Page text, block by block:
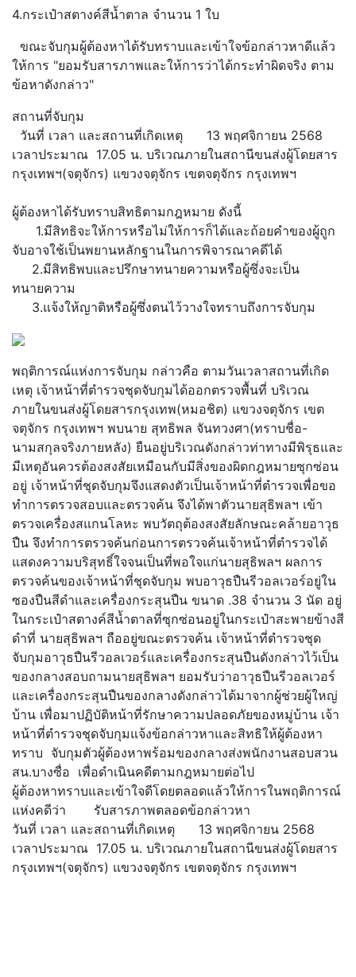
4.กระเป๋าสตางค์สีน้ำตาล จำนวน 1 ใบ
ขณะจับกุมผู้ต้องหาได้รับทราบและเข้าใจข้อกล่าวหาดีแล้ว
ให้การ "ยอมรับสารภาพและให้การว่าได้กระทำผิดจริง ตาม
ข้อหาดังกล่าว"
สถานที่จับกุม
วันที่ เวลา และสถานที่เกิดเหตุ 13 พฤศจิกายน 2568
เวลาประมาณ 17.05 น. บริเวณภายในสถานีขนส่งผู้โดยสาร
กรุงเทพฯ(จตุจักร) แขวงจตุจักร เขตจตุจักร กรุงเทพฯ
ผู้ต้องหาได้รับทราบสิทธิตามกฎหมาย ดังนี้
1.มีสิทธิจะให้การหรือไม่ให้การก็ได้และถ้อยคำของผู้ถูก
จับอาจใช้เป็นพยานหลักฐานในการพิจารณาคดีได้
2.มีสิทธิพบและปรึกษาทนายความหรือผู้ซึ่งจะเป็น
ทนายความ
3.แจ้งให้ญาติหรือผู้ซึ่งตนไว้วางใจทราบถึงการจับกุม
พฤติการณ์แห่งการจับกุม กล่าวคือ ตามวันเวลาสถานที่เกิด
เหตุ เจ้าหน้าที่ตำรวจชุดจับกุมได้ออกตรวจพื้นที่ บริเวณ
ภายในขนส่งผู้โดยสารกรุงเทพ(หมอชิต) แขวงจตุจักร เขต
จตุจักร กรุงเทพฯ พบนาย สุทธิพล จันทวงศา(ทราบชื่อ-
นามสกุลจริงภายหลัง) ยืนอยู่บริเวณดังกล่าวท่าทางมีพิรุธและ
มีเหตุอันควรต้องสงสัยเหมือนกับมีสิ่งของผิดกฎหมายซุกซ่อน
อยู่ เจ้าหน้าที่ชุดจับกุมจึงแสดงตัวเป็นเจ้าหน้าที่ตำรวจเพื่อขอ
ทำการตรวจสอบและตรวจค้น จึงได้พาตัวนายสุธิพลฯ เข้า
ตรวจเครื่องสแกนโลหะ พบวัตถุต้องสงสัยลักษณะคล้ายอาวุธ
ปืน จึงทำการตรวจค้นก่อนการตรวจค้นเจ้าหน้าที่ตำรวจได้
แสดงความบริสุทธิ์ใจจนเป็นที่พอใจแก่นายสุธิพลฯ ผลการ
ตรวจค้นของเจ้าหน้าที่ชุดจับกุม พบอาวุธปืนรีวอลเวอร์อยู่ใน
ซองปืนสีดำและเครื่องกระสุนปืน ขนาด .38 จำนวน 3 นัด อยู่
ในกระเป๋าสตางค์สีน้ำตาลที่ซุกซ่อนอยู่ในกระเป๋าสะพายข้างสี
ดำที่ นายสุธิพลฯ ถืออยู่ขณะตรวจค้น เจ้าหน้าที่ตำรวจชุด
จับกุมอาวุธปืนรีวอลเวอร์และเครื่องกระสุนปืนดังกล่าวไว้เป็น
ของกลางสอบถามนายสุธิพลฯ ยอมรับว่าอาวุธปืนรีวอลเวอร์
และเครื่องกระสุนปืนของกลางดังกล่าวได้มาจากผู้ช่วยผู้ใหญ่
บ้าน เพื่อมาปฏิบัติหน้าที่รักษาความปลอดภัยของหมู่บ้าน เจ้า
หน้าที่ตำรวจชุดจับกุมแจ้งข้อกล่าวหาและสิทธิให้ผู้ต้องหา
ทราบ จับกุมตัวผู้ต้องหาพร้อมของกลางส่งพนักงานสอบสวน
สน.บางซื่อ เพื่อดำเนินคดีตามกฎหมายต่อไป
ผู้ต้องหาทราบและเข้าใจดีโดยตลอดแล้วให้การในพฤติการณ์
แห่งคดีว่า รับสารภาพตลอดข้อกล่าวหา
วันที่ เวลา และสถานที่เกิดเหตุ 13 พฤศจิกายน 2568
เวลาประมาณ 17.05 น. บริเวณภายในสถานีขนส่งผู้โดยสาร
กรุงเทพฯ(จตุจักร) แขวงจตุจักร เขตจตุจักร กรุงเทพฯ